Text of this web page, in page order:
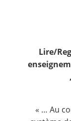
Nous suivre
Lire/
,
« … Au